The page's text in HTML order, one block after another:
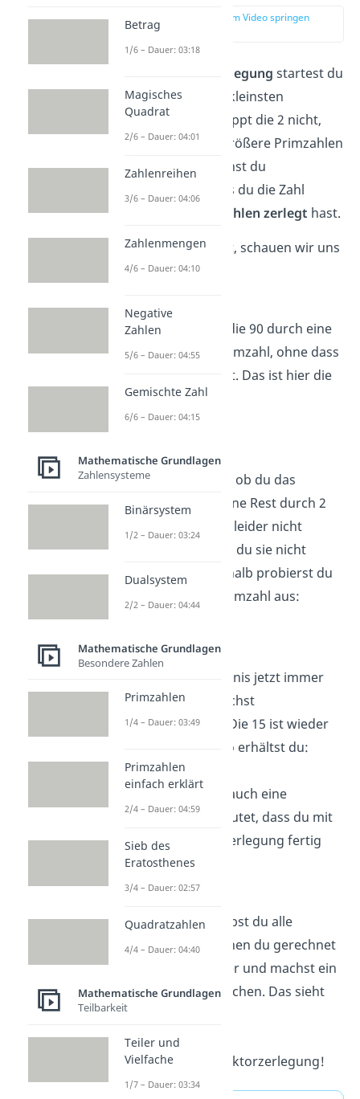
zur Stelle im Video springen
Primfaktorzerlegung startest du
am besten mit der kleinsten
Primzahl,
der 2. Klappt die 2 nicht,
testest du immer größere Primzahlen
wie 3 oder 5. So gehst du
vor bis du die Zahl
komplett in Primzahlen zerlegt hast.
Wie genau das geht, schauen wir uns
mit der Zahl90
Schritt 1:
Als Erstes teilst du die 90 durch eine
möglichst kleine Primzahl, ohne dass
ein Rest übrig bleibt. Das ist hier die
2. Du rechnest also:
→90 : 2 = 45
Schritt 2:
Jetzt überprüfst du, ob du das
Ergebnis wieder ohne Rest durch 2
teilen kannst. 45 ist leider nicht
gerade, also kannst du sie nicht
durch 2 teilen. Deshalb probierst du
die 3 als nächste Primzahl aus:
Schritt 3:
Du teilst dein Ergebnis jetzt immer
weiter durch möglichst
kleine Primzahlen. Die 15 ist wieder
durch 3 teilbar. Also erhältst du:
→15 : 3 = 5
Das Ergebnis 5, ist auch eine
Primzahl. Das bedeutet, dass du mit
deiner Primfaktorzerlegung fertig
bist.
Schritt 4:
Zum Schluss schreibst du alle
Primzahlen, mit denen du gerechnet
hast, nebeneinander und machst ein
Mal-Zeichen dazwischen. Das sieht
dann so aus:
→90 = 2 · 3 · 3 · 5
Fertig ist die Primfaktorzerlegung!
Betrag
1/6 – Dauer: 03:18
Magisches
Quadrat
2/6 – Dauer: 04:01
Zahlenreihen
3/6 – Dauer: 04:06
Zahlenmengen
4/6 – Dauer: 04:10
Negative
Zahlen
5/6 – Dauer: 04:55
Gemischte Zahl
6/6 – Dauer: 04:15
Mathematische Grundlagen
Zahlensysteme
Binärsystem
1/2 – Dauer: 03:24
Dualsystem
2/2 – Dauer: 04:44
Mathematische Grundlagen
Besondere Zahlen
Primzahlen
1/4 – Dauer: 03:49
Primzahlen
einfach erklärt
2/4 – Dauer: 04:59
Sieb des
Eratosthenes
3/4 – Dauer: 02:57
Quadratzahlen
4/4 – Dauer: 04:40
Mathematische Grundlagen
Teilbarkeit
Teiler und
Vielfache
1/7 – Dauer: 03:34